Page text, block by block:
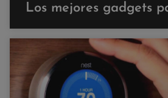
Los mejores gadgets